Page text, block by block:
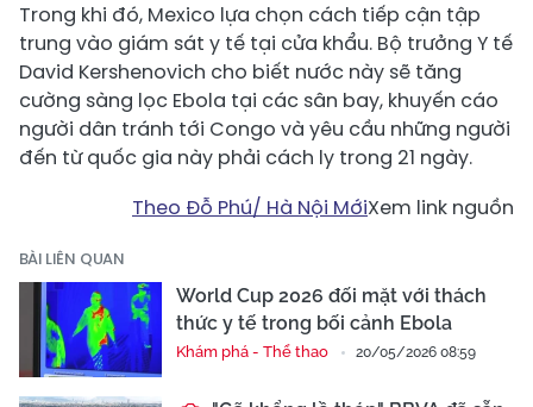
Trong khi đó, Mexico lựa chọn cách tiếp cận tập
trung vào giám sát y tế tại cửa khẩu. Bộ trưởng Y tế
David Kershenovich cho biết nước này sẽ tăng
cường sàng lọc Ebola tại các sân bay, khuyến cáo
người dân tránh tới Congo và yêu cầu những người
đến từ quốc gia này phải cách ly trong 21 ngày.
Theo Đỗ Phú/ Hà Nội MớiXem link nguồn
BÀI LIÊN QUAN
World Cup 2026 đối mặt với thách
thức y tế trong bối cảnh Ebola
Khám phá - Thể thao 20/05/2026 08:59